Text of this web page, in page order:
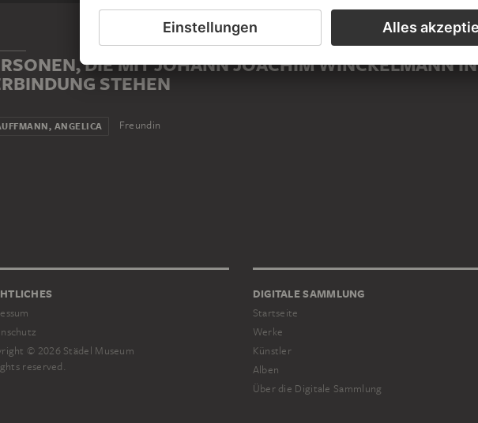
DIE MIT JOHANN JOACHIM WINCKELMANN IN
STEHEN
ANGELICA Freundin
© 2026 Städel Museum
reserved.
DIGITALE SAMMLUNG
Startseite
Werke
Künstler
Alben
Über die Digitale Sammlung